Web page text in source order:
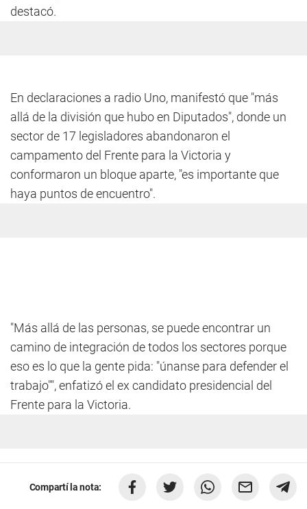
destacó.
En declaraciones a radio Uno, manifestó que "más
allá de la división que hubo en Diputados", donde un
sector de 17 legisladores abandonaron el
campamento del Frente para la Victoria y
conformaron un bloque aparte, "es importante que
haya puntos de encuentro".
"Más allá de las personas, se puede encontrar un
camino de integración de todos los sectores porque
eso es lo que la gente pida: "únanse para defender el
trabajo"", enfatizó el ex candidato presidencial del
Frente para la Victoria.
Compartí la nota: